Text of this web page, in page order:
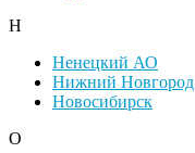
Н
Ненецкий АО
Нижний Новгород
Новосибирск
О